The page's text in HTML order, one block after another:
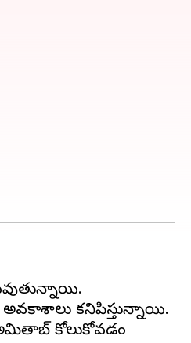
కనిపిస్తున్నాయి.
కోలుకోవడం